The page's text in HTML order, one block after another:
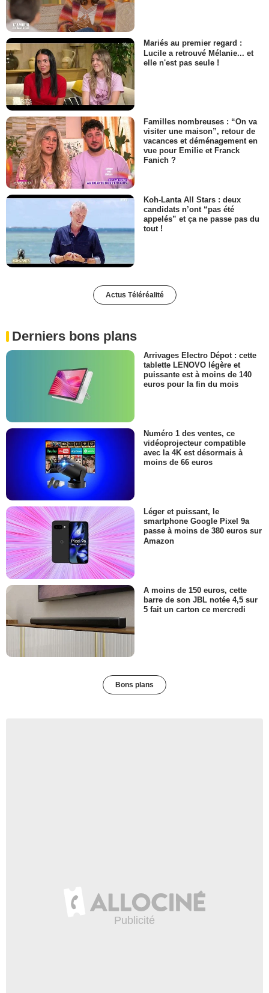
Mariés au premier regard :
Lucile a retrouvé Mélanie... et
elle n'est pas seule !
Familles nombreuses : “On va
visiter une maison”, retour de
vacances et déménagement en
vue pour Emilie et Franck
Fanich ?
Koh-Lanta All Stars : deux
candidats n’ont “pas été
appelés” et ça ne passe pas du
tout !
Actus Téléréalité
Derniers bons plans
Arrivages Electro Dépot : cette
tablette LENOVO légère et
puissante est à moins de 140
euros pour la fin du mois
Numéro 1 des ventes, ce
vidéoprojecteur compatible
avec la 4K est désormais à
moins de 66 euros
Léger et puissant, le
smartphone Google Pixel 9a
passe à moins de 380 euros sur
Amazon
A moins de 150 euros, cette
barre de son JBL notée 4,5 sur
5 fait un carton ce mercredi
Bons plans